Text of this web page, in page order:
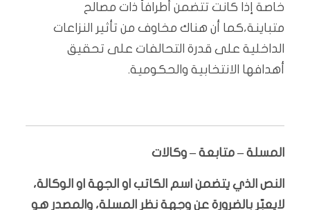
خاصة إذا كانت تتضمن أطرافاً ذات مصالح
متباينة،كما أن هناك مخاوف من تأثير النزاعات
الداخلية على قدرة التحالفات على تحقيق
أهدافها الانتخابية والحكومية.
المسلة – متابعة – وكالات
النص الذي يتضمن اسم الكاتب او الجهة او الوكالة،
لايعبّر بالضرورة عن وجهة نظر المسلة، والمصدر هو